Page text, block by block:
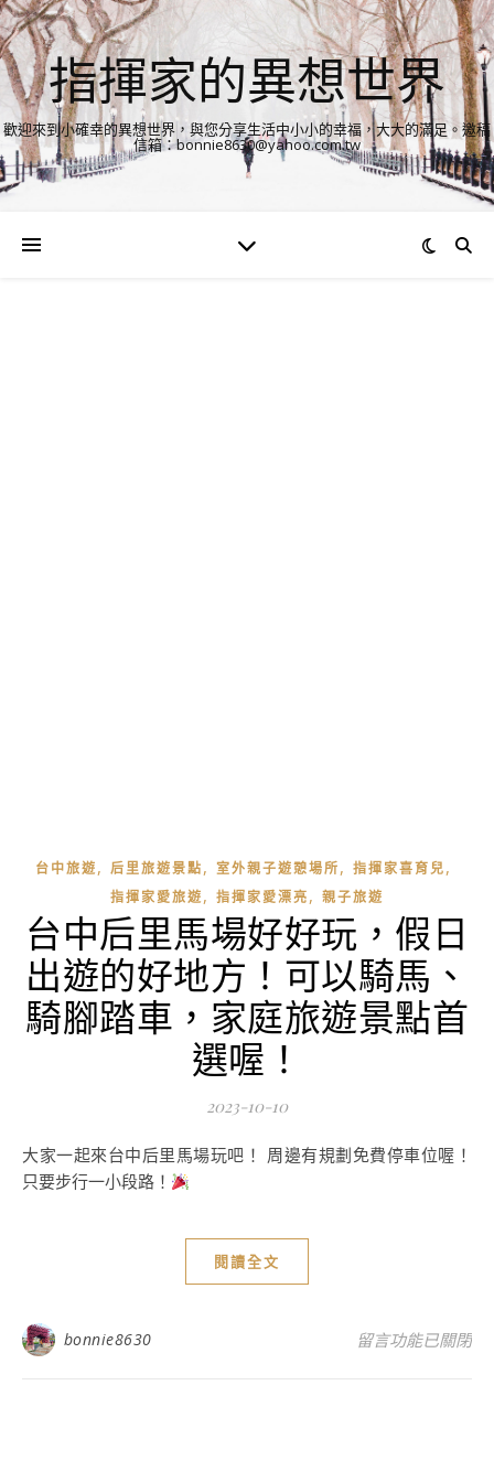
指揮家的異想世界
歡迎來到小確幸的異想世界，與您分享生活中小小的幸福，大大的滿足。邀稿
信箱：bonnie8630@yahoo.com.tw
台中旅遊, 后里旅遊景點, 室外親子遊憩場所, 指揮家喜育兒,
指揮家愛旅遊, 指揮家愛漂亮, 親子旅遊
台中后里馬場好好玩，假日
出遊的好地方！可以騎馬、
騎腳踏車，家庭旅遊景點首
選喔！
2023-10-10
大家一起來台中后里馬場玩吧！ 周邊有規劃免費停車位喔！
只要步行一小段路！
閱讀全文
bonnie8630 在〈台中后里馬
留言功能已關閉